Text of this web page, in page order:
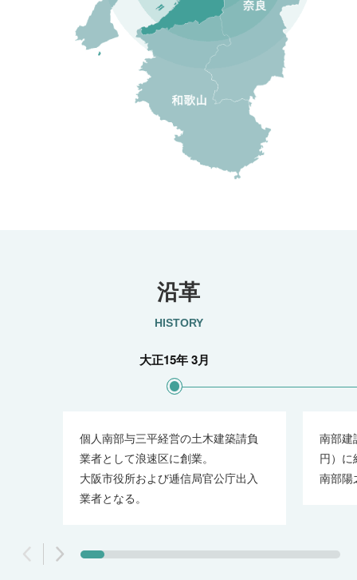
沿革
HISTORY
大正15年 3月
個人南部与三平経営の土木建築請負
業者として浪速区に創業。
大阪市役所および逓信局官公庁出入
業者となる。
南部建
円）
南部陽